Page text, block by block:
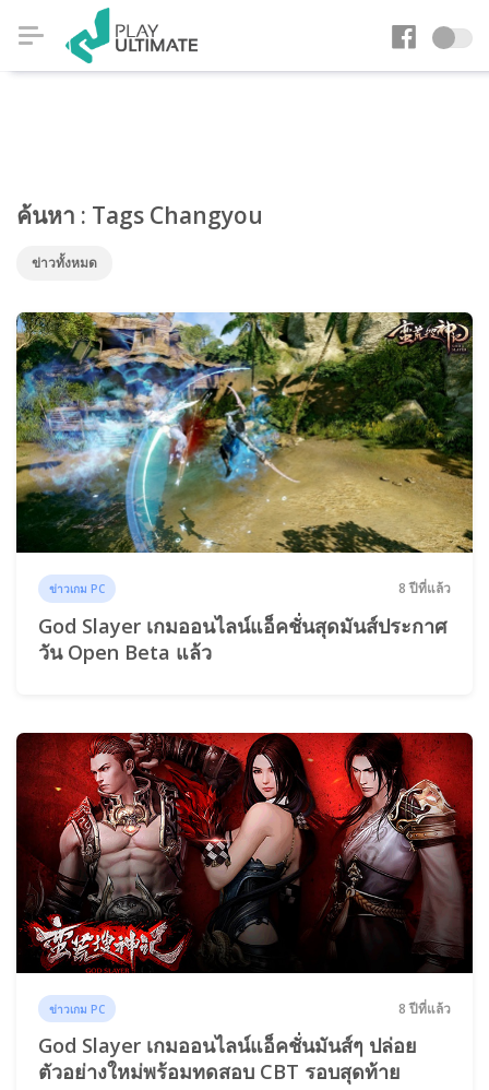
ค้นหา : Tags Changyou
ข่าวทั้งหมด
ข่าวเกม PC 8 ปีที่แล้ว
God Slayer เกมออนไลน์แอ็คชั่นสุดมันส์ประกาศ
วัน Open Beta แล้ว
ข่าวเกม PC 8 ปีที่แล้ว
God Slayer เกมออนไลน์แอ็คชั่นมันส์ๆ ปล่อย
ตัวอย่างใหม่พร้อมทดสอบ CBT รอบสุดท้าย